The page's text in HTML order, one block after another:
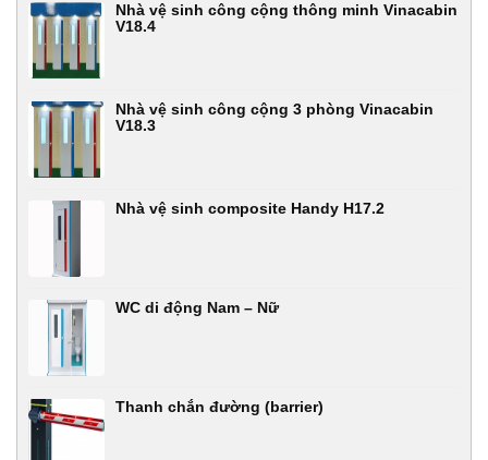
Nhà vệ sinh công cộng thông minh Vinacabin
V18.4
Nhà vệ sinh công cộng 3 phòng Vinacabin
V18.3
Nhà vệ sinh composite Handy H17.2
WC di động Nam – Nữ
Thanh chắn đường (barrier)